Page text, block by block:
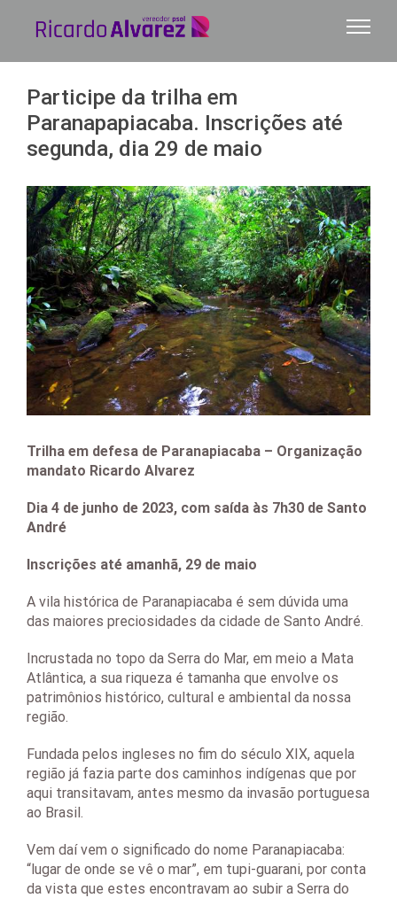
conteúdo
Participe da trilha em
Paranapapiacaba. Inscrições até
segunda, dia 29 de maio
View
Larger
Image
Trilha em defesa de Paranapiacaba – Organização
mandato Ricardo Alvarez
Dia 4 de junho de 2023, com saída às 7h30 de Santo
André
Inscrições até amanhã, 29 de maio
A vila histórica de Paranapiacaba é sem dúvida uma
das maiores preciosidades da cidade de Santo André.
Incrustada no topo da Serra do Mar, em meio a Mata
Atlântica, a sua riqueza é tamanha que envolve os
patrimônios histórico, cultural e ambiental da nossa
região.
Fundada pelos ingleses no fim do século XIX, aquela
região já fazia parte dos caminhos indígenas que por
aqui transitavam, antes mesmo da invasão portuguesa
ao Brasil.
Vem daí vem o significado do nome Paranapiacaba:
“lugar de onde se vê o mar”, em tupi-guarani, por conta
da vista que estes encontravam ao subir a Serra do